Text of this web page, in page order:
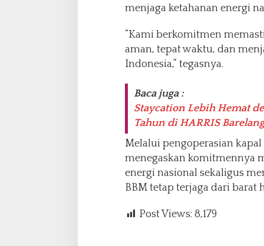
menjaga ketahanan energi
“Kami berkomitmen
aman, tepat waktu, dan
Indonesia,” tegasnya.
Baca juga :
Staycation Lebih Hemat
Tahun di HARRIS
Melalui pengoperasian kapal
menegaskan komitmennya
energi nasional sekaligus
BBM tetap terjaga dari
Post Views: 8,179